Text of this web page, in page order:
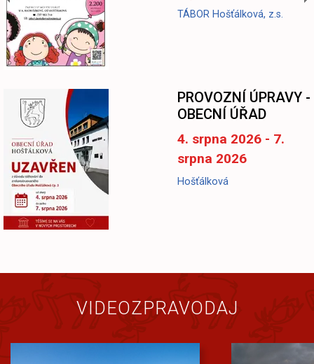
TÁBOR Hošťálková, z.s.
PROVOZNÍ ÚPRAVY -
OBECNÍ ÚŘAD
4. srpna 2026 - 7.
srpna 2026
Hošťálková
VIDEOZPRAVODAJ